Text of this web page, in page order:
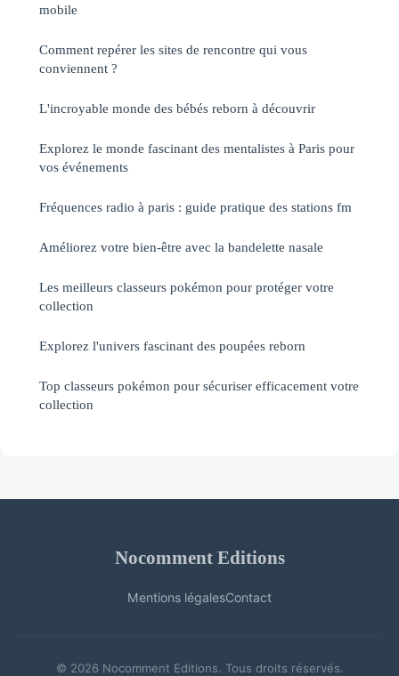
mobile
Comment repérer les sites de rencontre qui vous
conviennent ?
L'incroyable monde des bébés reborn à découvrir
Explorez le monde fascinant des mentalistes à Paris pour
vos événements
Fréquences radio à paris : guide pratique des stations fm
Améliorez votre bien-être avec la bandelette nasale
Les meilleurs classeurs pokémon pour protéger votre
collection
Explorez l'univers fascinant des poupées reborn
Top classeurs pokémon pour sécuriser efficacement votre
collection
Nocomment Editions
Mentions légalesContact
© 2026 Nocomment Editions. Tous droits réservés.